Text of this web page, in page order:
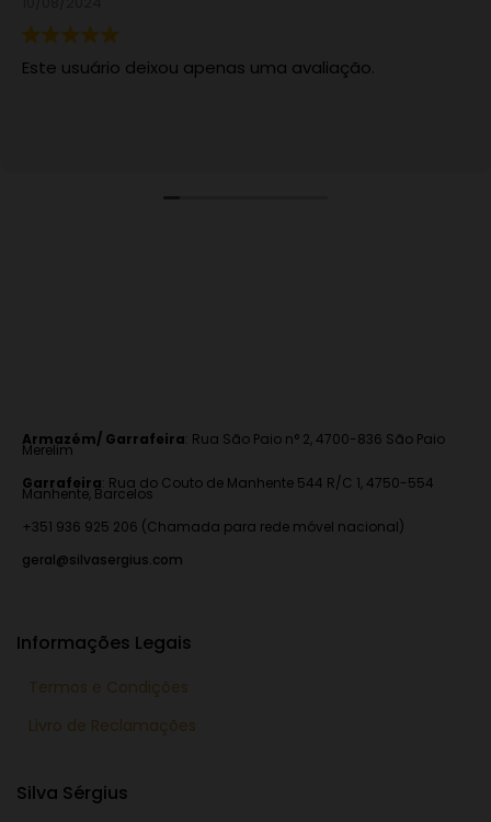
deixou apenas uma avaliação.
Armazém/ Garrafeira: Rua São Paio n° 2, 4700-836 São Paio
Merelim
Garrafeira: Rua do Couto de Manhente 544 R/C 1, 4750-554
Manhente, Barcelos
+351 936 925 206 (Chamada para rede móvel nacional)
geral@silvasergius.com
Informações Legais
Termos e Condições
Livro de Reclamações
Silva Sérgius